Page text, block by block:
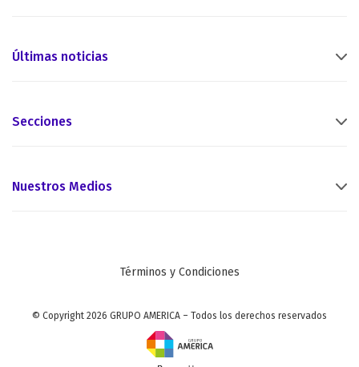
Últimas noticias
Secciones
Nuestros Medios
Términos y Condiciones
© Copyright 2026 GRUPO AMERICA – Todos los derechos reservados